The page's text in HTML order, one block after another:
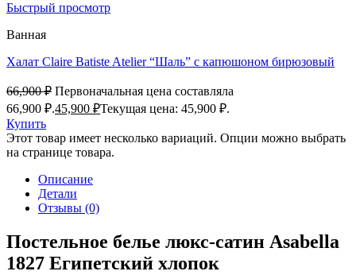
Быстрый просмотр
Ванная
Халат Claire Batiste Atelier “Шаль” с капюшоном бирюзовый
66,900₽ Первоначальная цена составляла
66,900 ₽.45,900 ₽Текущая цена: 45,900 ₽.
Купить
Этот товар имеет несколько вариаций. Опции можно выбрать
на странице товара.
Описание
Детали
Отзывы (0)
Постельное белье люкс-сатин Asabella
1827 Египетский хлопок